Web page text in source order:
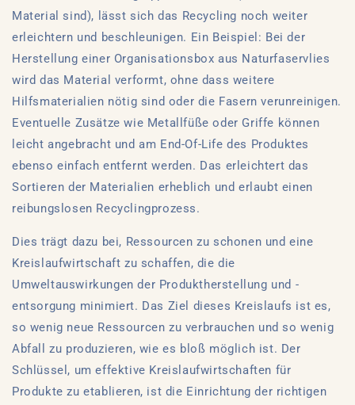
Material sind), lässt sich das Recycling noch weiter
erleichtern und beschleunigen. Ein Beispiel: Bei der
Herstellung einer Organisationsbox aus Naturfaservlies
wird das Material verformt, ohne dass weitere
Hilfsmaterialien nötig sind oder die Fasern verunreinigen.
Eventuelle Zusätze wie Metallfüße oder Griffe können
leicht angebracht und am End-Of-Life des Produktes
ebenso einfach entfernt werden. Das erleichtert das
Sortieren der Materialien erheblich und erlaubt einen
reibungslosen Recyclingprozess.
Dies trägt dazu bei, Ressourcen zu schonen und eine
Kreislaufwirtschaft zu schaffen, die die
Umweltauswirkungen der Produktherstellung und -
entsorgung minimiert. Das Ziel dieses Kreislaufs ist es,
so wenig neue Ressourcen zu verbrauchen und so wenig
Abfall zu produzieren, wie es bloß möglich ist. Der
Schlüssel, um effektive Kreislaufwirtschaften für
Produkte zu etablieren, ist die Einrichtung der richtigen